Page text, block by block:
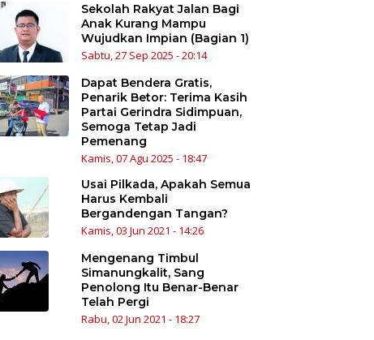
Sekolah Rakyat Jalan Bagi
Anak Kurang Mampu
Wujudkan Impian (Bagian 1)
Sabtu, 27 Sep 2025 - 20:14
Dapat Bendera Gratis,
Penarik Betor: Terima Kasih
Partai Gerindra Sidimpuan,
Semoga Tetap Jadi
Pemenang
Kamis, 07 Agu 2025 - 18:47
Usai Pilkada, Apakah Semua
Harus Kembali
Bergandengan Tangan?
Kamis, 03 Jun 2021 - 14:26
Mengenang Timbul
Simanungkalit, Sang
Penolong Itu Benar-Benar
Telah Pergi
Rabu, 02 Jun 2021 - 18:27